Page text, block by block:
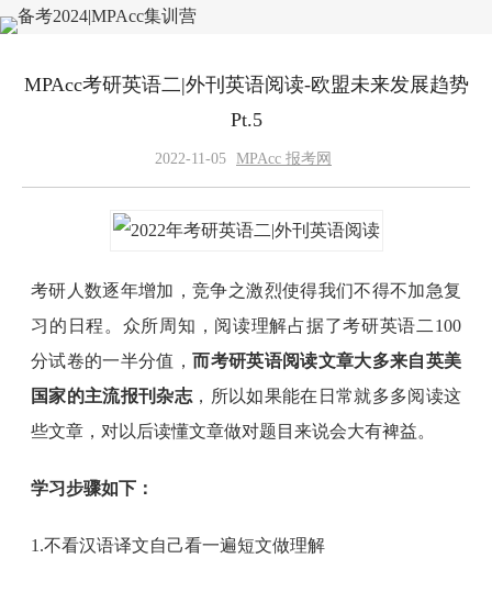
MPAcc考研英语二|外刊英语阅读-欧盟未来发展趋势
Pt.5
2022-11-05 MPAcc 报考网
考研人数逐年增加，竞争之激烈使得我们不得不加急复
习的日程。众所周知，阅读理解占据了考研英语二100
分试卷的一半分值，而考研英语阅读文章大多来自英美
国家的主流报刊杂志 ，所以如果能在日常就多多阅读这
些文章，对以后读懂文章做对题目来说会大有裨益。
学习步骤如下：
1.不看汉语译文自己看一遍短文做理解